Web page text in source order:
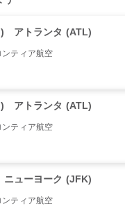
アトランタ (ATL)
ンティア航空
アトランタ (ATL)
ンティア航空
ニューヨーク (JFK)
ンティア航空